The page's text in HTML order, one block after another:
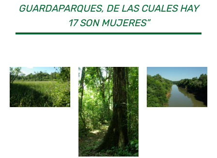
GUARDAPARQUES, DE LAS CUALES HAY
17 SON MUJERES”